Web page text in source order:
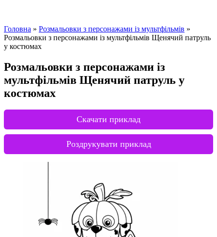
Головна » Розмальовки з персонажами із мультфільмів »
Розмальовки з персонажами із мультфільмів Щенячий патруль
у костюмах
Розмальовки з персонажами із
мультфільмів Щенячий патруль у
костюмах
Скачати приклад
Роздрукувати приклад